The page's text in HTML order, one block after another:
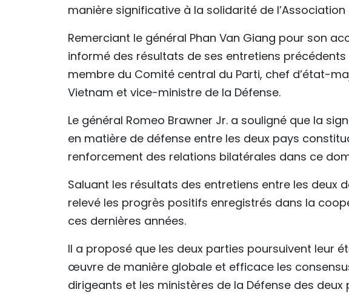
manière significative à la solidarité de
​Remerciant le général Phan Van Giang pour son
informé des résultats de ses entretiens précédents
membre du Comité central du Parti, chef d’état-
Vietnam et vice-ministre de la Défense.
​Le général Romeo Brawner Jr. a souligné que la
en matière de défense entre les deux pays
renforcement des relations bilatérales dans ce
​Saluant les résultats des entretiens entre les deux
relevé les progrès positifs enregistrés dans la
ces dernières années.
Il a proposé que les deux parties poursuivent leur
œuvre de manière globale et efficace les
dirigeants et les ministères de la Défense des